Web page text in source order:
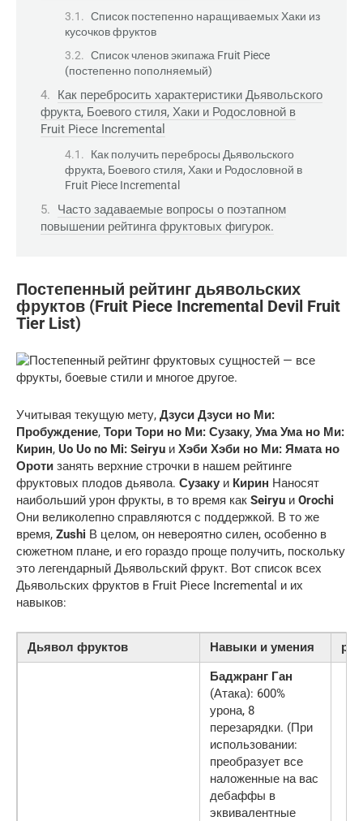
Список постепенно наращиваемых Хаки из
кусочков фруктов
Список членов экипажа Fruit Piece
(постепенно пополняемый)
Как перебросить характеристики Дьявольского
фрукта, Боевого стиля, Хаки и Родословной в
Fruit Piece Incremental
Как получить перебросы Дьявольского
фрукта, Боевого стиля, Хаки и Родословной в
Fruit Piece Incremental
Часто задаваемые вопросы о поэтапном
повышении рейтинга фруктовых фигурок.
Постепенный рейтинг дьявольских
фруктов (Fruit Piece Incremental Devil Fruit
Tier List)
Учитывая текущую мету, Дзуси Дзуси но Ми:
Пробуждение, Тори Тори но Ми: Сузаку, Ума Ума но Ми:
Кирин, Uo Uo no Mi: Seiryu и Хэби Хэби но Ми: Ямата но
Ороти занять верхние строчки в нашем рейтинге
фруктовых плодов дьявола. Сузаку и Кирин Наносят
наибольший урон фрукты, в то время как Seiryu и Orochi
Они великолепно справляются с поддержкой. В то же
время, Zushi В целом, он невероятно силен, особенно в
сюжетном плане, и его гораздо проще получить, поскольку
это легендарный Дьявольский фрукт. Вот список всех
Дьявольских фруктов в Fruit Piece Incremental и их
навыков:
Дьявол фруктов Навыки и умения
Баджранг Ган
(Атака): 600%
урона, 8
перезарядки. (При
использовании:
преобразует все
наложенные на вас
дебаффы в
эквивалентные